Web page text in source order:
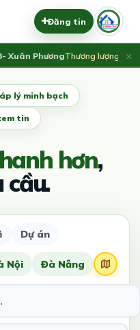
Đăng tin
PhươngThương lượng ×
lý minh bạch
tin
hơn,
cầu.
Dự án
Nội Đà Nẵng